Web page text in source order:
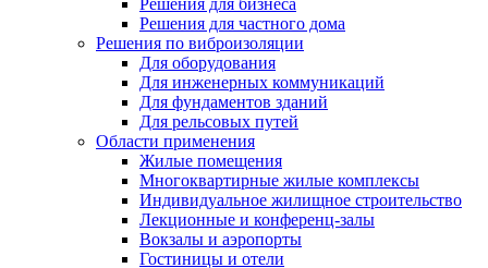
Решения для бизнеса
Решения для частного дома
Решения по виброизоляции
Для оборудования
Для инженерных коммуникаций
Для фундаментов зданий
Для рельсовых путей
Области применения
Жилые помещения
Многоквартирные жилые комплексы
Индивидуальное жилищное строительство
Лекционные и конференц-залы
Вокзалы и аэропорты
Гостиницы и отели